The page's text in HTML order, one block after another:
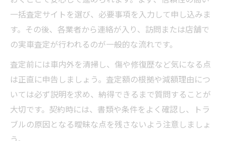
一括査定サイトを選び、必要事項を入力して申し込みま
す。その後、各業者から連絡が入り、訪問または店舗で
の実車査定が行われるのが一般的な流れです。
査定前には車内外を清掃し、傷や修復歴など気になる点
は正直に申告しましょう。査定額の根拠や減額理由につ
いては必ず説明を求め、納得できるまで質問することが
大切です。契約時には、書類や条件をよく確認し、トラ
ブルの原因となる曖昧な点を残さないよう注意しましょ